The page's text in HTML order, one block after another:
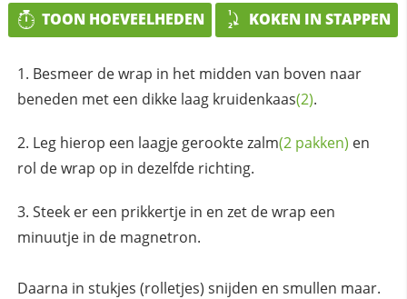
TOON HOEVEELHEDEN KOKEN IN STAPPEN
Besmeer de wrap in het midden van boven naar
beneden met een dikke laag kruidenkaas(2).
Leg hierop een laagje gerooktezalm(2 pakken) en
rol de wrap op in dezelfde richting.
Steek er een prikkertje in en zet de wrap een
minuutje in de magnetron.
Daarna in stukjes (rolletjes) snijden en smullen maar.